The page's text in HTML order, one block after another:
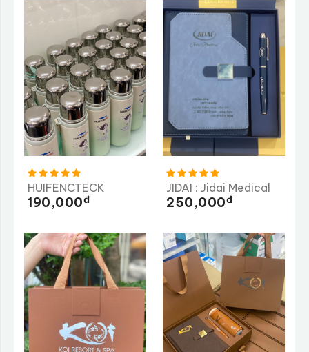
HUIFENCTECK
190,000Đ
JIDAI : Jidai Medical
250,000Đ